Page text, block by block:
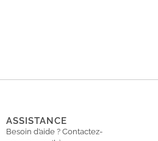
ASSISTANCE
Besoin d’aide ? Contactez-